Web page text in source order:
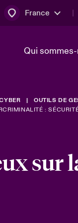
France
Qui
Conseil
direction
Bowler
Beazley
Client
OUTILS DE
:
sur